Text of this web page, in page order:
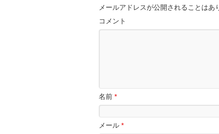
メールアドレスが公開されることはあ
コメント
名前 *
メール *